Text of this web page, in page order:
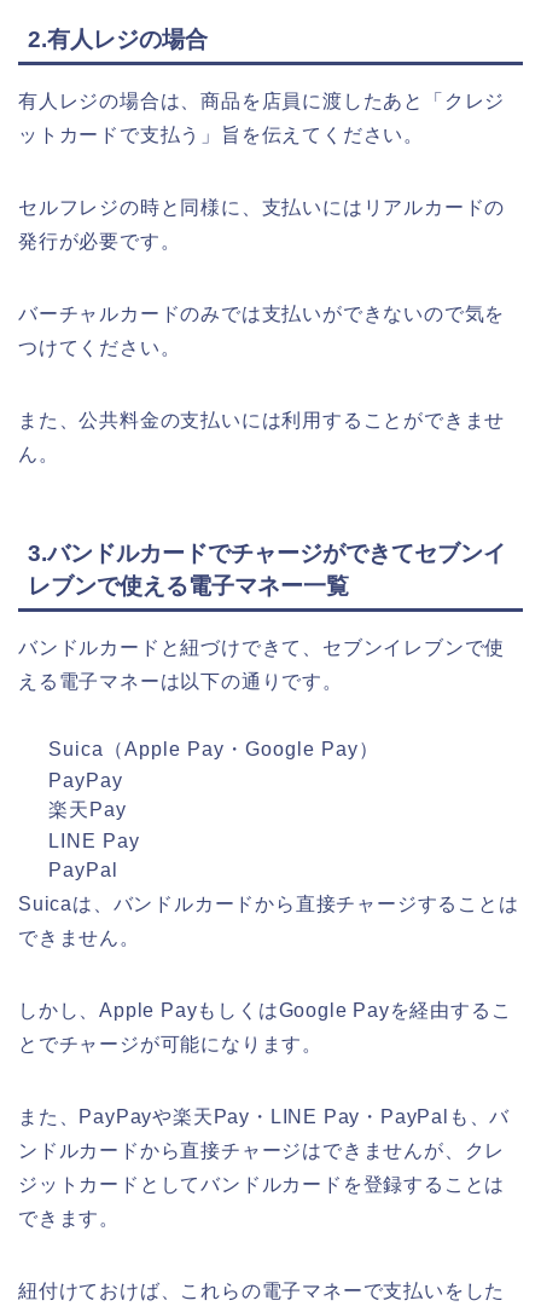
2.有人レジの場合
有人レジの場合は、商品を店員に渡したあと「クレジ
ットカードで支払う」旨を伝えてください。
セルフレジの時と同様に、支払いにはリアルカードの
発行が必要です。
バーチャルカードのみでは支払いができないので気を
つけてください。
また、公共料金の支払いには利用することができませ
ん。
3.バンドルカードでチャージができてセブンイ
レブンで使える電子マネー一覧
バンドルカードと紐づけできて、セブンイレブンで使
える電子マネーは以下の通りです。
Suica（Apple Pay・Google Pay）
PayPay
楽天Pay
LINE Pay
PayPal
Suicaは、バンドルカードから直接チャージすることは
できません。
しかし、Apple PayもしくはGoogle Payを経由するこ
とでチャージが可能になります。
また、PayPayや楽天Pay・LINE Pay・PayPalも、バ
ンドルカードから直接チャージはできませんが、クレ
ジットカードとしてバンドルカードを登録することは
できます。
紐付けておけば、これらの電子マネーで支払いをした